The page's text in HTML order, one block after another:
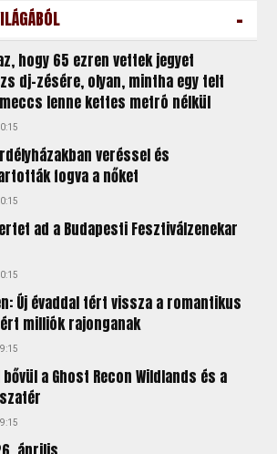
-
hogy 65 ezren vettek jegyet
dj-zésére, olyan, mintha egy telt
lenne kettes metró nélkül
veréssel és
fogva a nőket
ad a Budapesti Fesztiválzenekar
Új évaddal tért vissza a romantikus
milliók rajonganak
a Ghost Recon Wildlands és a